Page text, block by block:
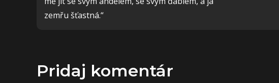
v
zemřu šťastná.“
Pridaj komentár